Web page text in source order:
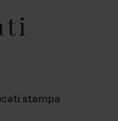
stampa